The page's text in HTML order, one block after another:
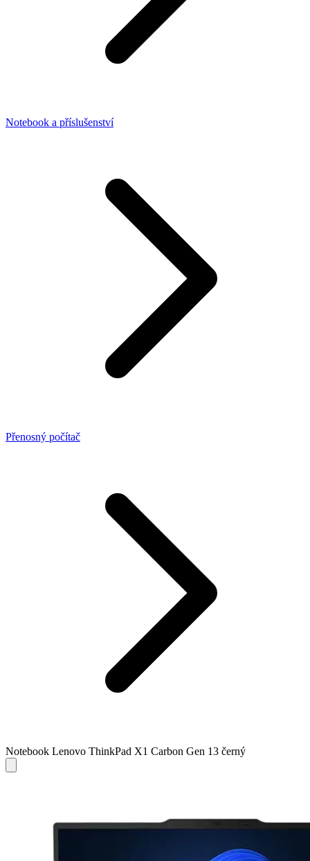
Notebook a příslušenství
Přenosný počítač
Notebook Lenovo ThinkPad X1 Carbon Gen 13 černý